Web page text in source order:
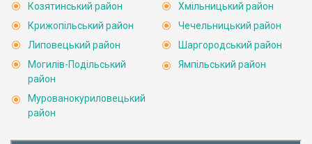
Козятинський район
Крижопільський район
Липовецький район
Могилів-Подільський
район
Мурованокуриловецький
район
Хмільницький район
Чечельницький район
Шаргородський район
Ямпільський район